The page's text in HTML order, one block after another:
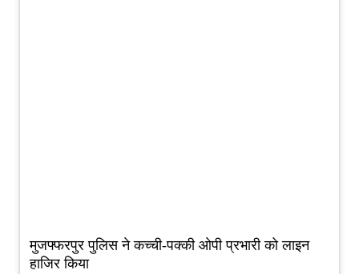
मुजफ्फरपुर पुलिस ने कच्ची-पक्की ओपी प्रभारी को लाइन
हाजिर किया